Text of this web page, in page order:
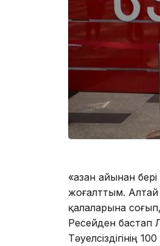
«Қазан айынан
жоғалттым. Алтай
қалаларына
Ресейден бастап
Тәуелсіздігінің